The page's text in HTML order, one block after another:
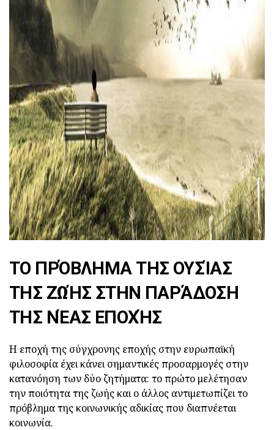
ad
ΤΟ ΠΡΌΒΛΗΜΑ ΤΗΣ ΟΥΣΊΑΣ
ΤΗΣ ΖΩΉΣ ΣΤΗΝ ΠΑΡΆΔΟΣΗ
ΤΗΣ ΝΈΑΣ ΕΠΟΧΉΣ
Η εποχή της σύγχρονης εποχής στην ευρωπαϊκή
φιλοσοφία έχει κάνει σημαντικές προσαρμογές στην
κατανόηση των δύο ζητήματα: το πρώτο μελέτησαν
την ποιότητα της ζωής και ο άλλος αντιμετωπίζει το
πρόβλημα της κοινωνικής αδικίας που διαπνέεται
κοινωνία.